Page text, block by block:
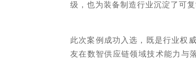
级，也为装备制造行业沉淀了可
此次案例成功入选，既是行业权
友在数智供应链领域技术能力与